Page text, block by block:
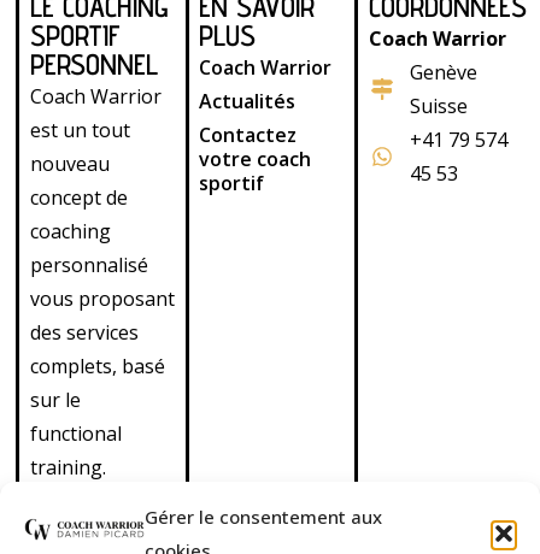
Gérer le consentement aux
SPORTIF
PERSONNEL
Coach Warrior
est un tout
nouveau
concept de
coaching
personnalisé
vous proposant
des services
complets, basé
sur le
functional
training.
également nos
PLUS
Coach Warrior
Actualités
Contactez
votre coach
sportif
Coach Warrior
Genève
Suisse
+41 79 574
45 53